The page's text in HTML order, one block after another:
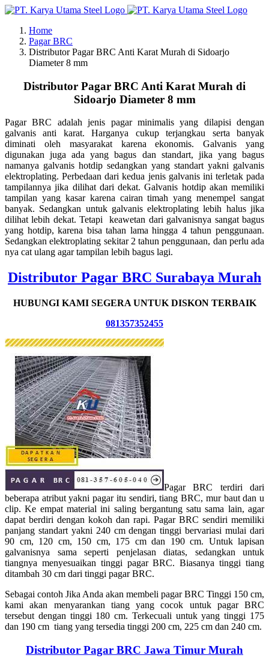
Skip
contentHome
Pagar BRC
Distributor Pagar BRC Anti Karat Murah di Sidoarjo
Diameter 8 mm
Distributor Pagar BRC Anti Karat Murah di
Sidoarjo Diameter 8 mm
Pagar BRC adalah jenis pagar minimalis yang dilapisi dengan
galvanis anti karat. Harganya cukup terjangkau serta banyak
diminati oleh masyarakat karena ekonomis. Galvanis yang
digunakan juga ada yang bagus dan standart, jika yang bagus
namanya galvanis hotdip sedangkan yang standart yakni galvanis
elektroplating. Perbedaan dari kedua jenis galvanis ini terletak pada
tampilannya jika dilihat dari dekat. Galvanis hotdip akan memiliki
tampilan yang kasar karena cairan timah yang menempel sangat
banyak. Sedangkan untuk galvanis elektroplating lebih halus jika
dilihat lebih dekat. Tetapi keawetan dari galvanisnya sangat bagus
yang hotdip, karena bisa tahan lama hingga 4 tahun penggunaan.
Sedangkan elektroplating sekitar 2 tahun penggunaan, dan perlu ada
nya cat ulang agar tampilan lebih bagus lagi.
Distributor Pagar BRC Surabaya Murah
HUBUNGI KAMI SEGERA UNTUK DISKON TERBAIK
081357352455
Pagar BRC terdiri dari
beberapa atribut yakni pagar itu sendiri, tiang BRC, mur baut dan u
clip. Ke empat material ini saling bergantung satu sama lain, agar
dapat berdiri dengan kokoh dan rapi. Pagar BRC sendiri memiliki
panjang standart yakni 240 cm dengan tinggi bervariasi mulai dari
90 cm, 120 cm, 150 cm, 175 cm dan 190 cm. Untuk lapisan
galvanisnya sama seperti penjelasan diatas, sedangkan untuk
tiangnya menyesuaikan tinggi pagar BRC. Biasanya tinggi tiang
ditambah 30 cm dari tinggi pagar BRC.
Sebagai contoh Jika Anda akan membeli pagar BRC Tinggi 150 cm,
kami akan menyarankan tiang yang cocok untuk pagar BRC
tersebut dengan tinggi 180 cm. Terkecuali untuk yang tinggi 175
dan 190 cm tiang yang tersedia tinggi 200 cm, 225 cm dan 240 cm.
Distributor Pagar BRC Jawa Timur Murah